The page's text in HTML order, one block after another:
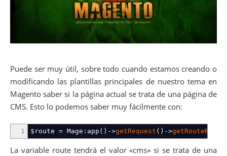
Puede ser muy útil, sobre todo cuando estamos creando o
modificando las plantillas principales de nuestro tema en
Magento saber si la página actual se trata de una página de
CMS. Esto lo podemos saber muy fácilmente con:
1 $route = Mage : app ( ) ->getRequest ( ) ->getRouteName
La variable route tendrá el valor «cms» si se trata de una